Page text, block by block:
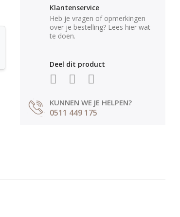
Klantenservice
Heb je vragen of opmerkingen
over je bestelling? Lees hier wat
te doen.
Deel dit product
KUNNEN WE JE HELPEN?
0511 449 175